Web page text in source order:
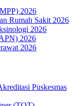
2026
Rumah Sakit 2026
2026
2026
2026
Puskesmas